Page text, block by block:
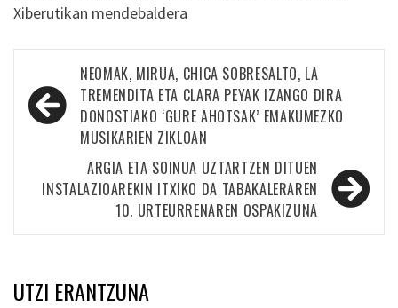
Xiberutikan mendebaldera
Bidalketetan
zehar
nabigatu
NEOMAK, MIRUA, CHICA SOBRESALTO, LA
TREMENDITA ETA CLARA PEYAK IZANGO DIRA
DONOSTIAKO ‘GURE AHOTSAK’ EMAKUMEZKO
MUSIKARIEN ZIKLOAN
ARGIA ETA SOINUA UZTARTZEN DITUEN
INSTALAZIOAREKIN ITXIKO DA TABAKALERAREN
10. URTEURRENAREN OSPAKIZUNA
UTZI ERANTZUNA